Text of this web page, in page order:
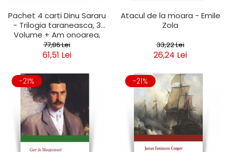
Pachet 4 carti Dinu Sararu
- Trilogia taraneasca, 3
Volume + Am onoarea,
domnule colonel!
77,86 Lei
61,51 Lei
Atacul de la moara - Emile
Zola
33,22 Lei
26,24 Lei
-21% -21%